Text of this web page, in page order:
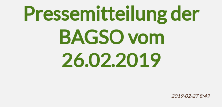
Pressemitteilung der
BAGSO vom
26.02.2019
2019-02-27 8:49